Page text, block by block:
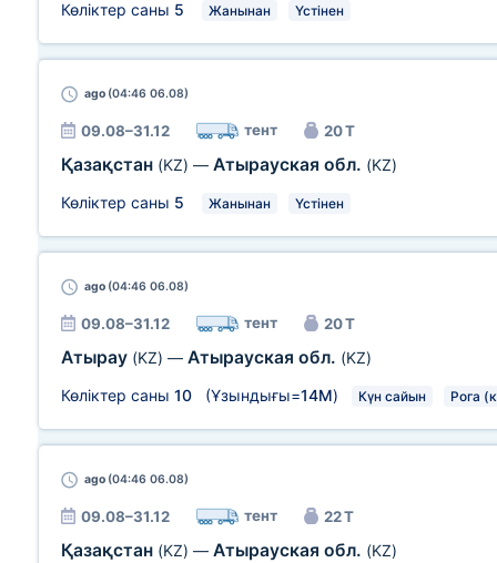
Көліктер саны 5 Жанынан Үстінен
ago (04:46 06.08)
09.08–31.12 тент 20 Т
Қазақстан (KZ) — Атырауская обл. (KZ)
Көліктер саны 5 Жанынан Үстінен
ago (04:46 06.08)
09.08–31.12 тент 20 Т
Атырау (KZ) — Атырауская обл. (KZ)
Көліктер саны 10 (Ұзындығы=14М) Күн сайын Рога
ago (04:46 06.08)
09.08–31.12 тент 22 Т
Қазақстан (KZ) — Атырауская обл. (KZ)